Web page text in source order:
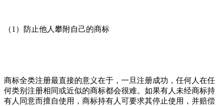
（1）防止他人攀附自己的商标
商标全类注册最直接的意义在于，一旦注册成功，任何人在任
何类别注册相同或近似的商标都会很难。如果有人未经商标持
有人同意而擅自使用，商标持有人可要求其停止使用，并赔偿